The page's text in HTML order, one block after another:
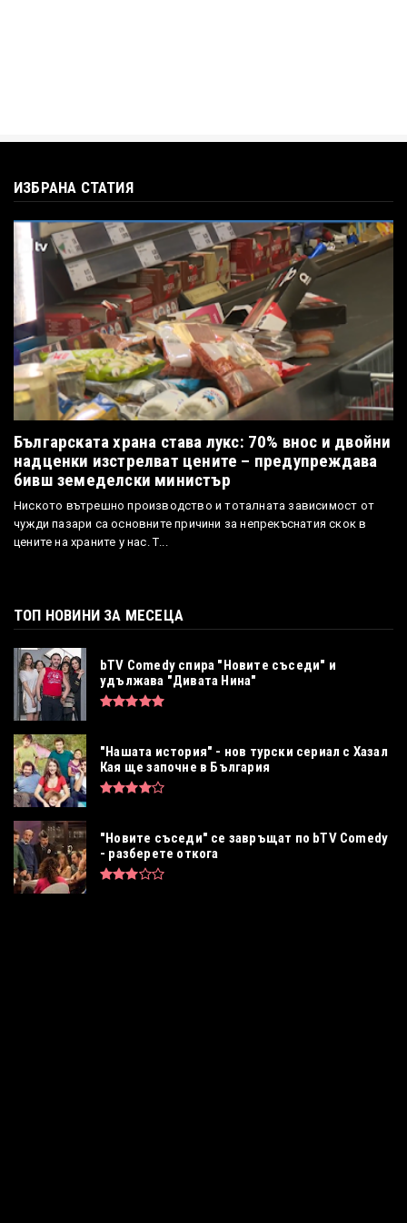
ИЗБРАНА СТАТИЯ
Българската храна става лукс: 70% внос и двойни
надценки изстрелват цените – предупреждава
бивш земеделски министър
Ниското вътрешно производство и тоталната зависимост от
чужди пазари са основните причини за непрекъснатия скок в
цените на храните у нас. Т...
ТОП НОВИНИ ЗА МЕСЕЦА
bTV Comedy спира "Новите съседи" и
удължава "Дивата Нина"
"Нашата история" - нов турски сериал с Хазал
Кая ще започне в България
"Новите съседи" се завръщат по bTV Comedy
- разберете откога